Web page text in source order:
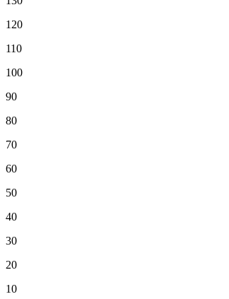
120
110
100
90
80
70
60
50
40
30
20
10